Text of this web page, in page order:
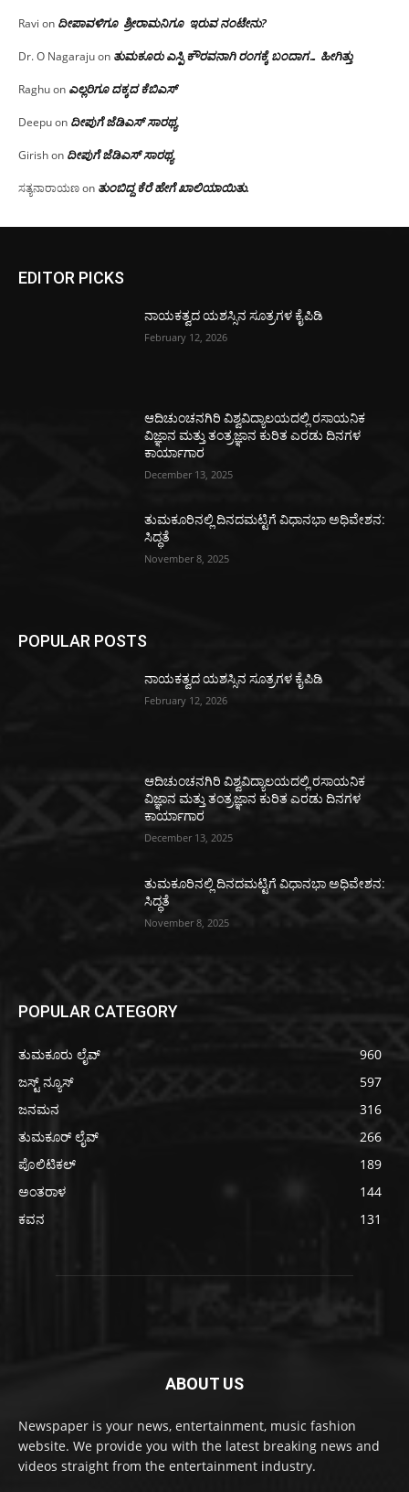
Ravi on ದೀಪಾವಳಿಗೂ ಶ್ರೀರಾಮನಿಗೂ ಇರುವ ನಂಟೇನು?
Dr. O Nagarajuon ತುಮಕೂರು ಎಸ್ಪಿ ಕೌರವನಾಗಿ ರಂಗಕ್ಕೆ ಬಂದಾಗ… ಹೀಗಿತ್ತು
Raghuon ಎಲ್ಲರಿಗೂ ದಕ್ಕದ ಕೆಬಿಎಸ್
Deepuon ದೀಪುಗೆ ಜೆಡಿಎಸ್ ಸಾರಥ್ಯ
Girishon ದೀಪುಗೆ ಜೆಡಿಎಸ್ ಸಾರಥ್ಯ
ಸತ್ಯನಾರಾಯಣon ತುಂಬಿದ್ದ ಕೆರೆ ಹೇಗೆ ಖಾಲಿಯಾಯಿತು.
EDITOR PICKS
ನಾಯಕತ್ವದ ಯಶಸ್ಸಿನ ಸೂತ್ರಗಳ ಕೈಪಿಡಿ
February 12, 2026
ಆದಿಚುಂಚನಗಿರಿ ವಿಶ್ವವಿದ್ಯಾಲಯದಲ್ಲಿ ರಸಾಯನಿಕ
ವಿಜ್ಞಾನ ಮತ್ತು ತಂತ್ರಜ್ಞಾನ ಕುರಿತ ಎರಡು ದಿನಗಳ
ಕಾರ್ಯಾಗಾರ
December 13, 2025
ತುಮಕೂರಿನಲ್ಲಿ ದಿನದಮಟ್ಟಿಗೆ ವಿಧಾನಭಾ ಅಧಿವೇಶನ:
ಸಿದ್ಧತೆ
November 8, 2025
POPULAR POSTS
ನಾಯಕತ್ವದ ಯಶಸ್ಸಿನ ಸೂತ್ರಗಳ ಕೈಪಿಡಿ
February 12, 2026
ಆದಿಚುಂಚನಗಿರಿ ವಿಶ್ವವಿದ್ಯಾಲಯದಲ್ಲಿ ರಸಾಯನಿಕ
ವಿಜ್ಞಾನ ಮತ್ತು ತಂತ್ರಜ್ಞಾನ ಕುರಿತ ಎರಡು ದಿನಗಳ
ಕಾರ್ಯಾಗಾರ
December 13, 2025
ತುಮಕೂರಿನಲ್ಲಿ ದಿನದಮಟ್ಟಿಗೆ ವಿಧಾನಭಾ ಅಧಿವೇಶನ:
ಸಿದ್ಧತೆ
November 8, 2025
POPULAR CATEGORY
ತುಮಕೂರು ಲೈವ್
960
ಜಸ್ಟ್ ನ್ಯೂಸ್
597
ಜನಮನ
316
ತುಮಕೂರ್ ಲೈವ್
266
ಪೊಲಿಟಿಕಲ್
189
ಅಂತರಾಳ
144
ಕವನ
131
ABOUT US
Newspaper is your news, entertainment, music fashion
website. We provide you with the latest breaking news and
videos straight from the entertainment industry.